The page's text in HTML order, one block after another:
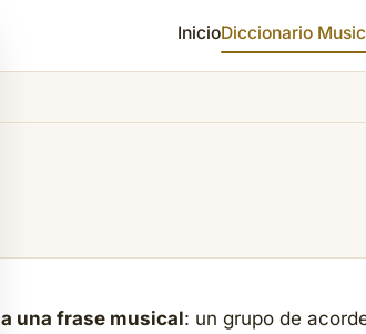
InicioDiccionario
una frase musical: un grupo de